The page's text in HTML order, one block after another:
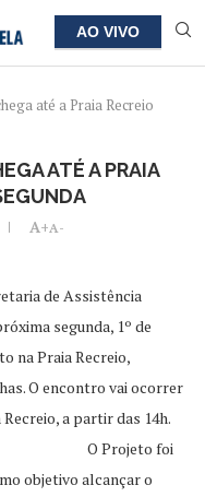
AO VIVO
até a Praia Recreio
ATÉ A PRAIA
A+A-
de Assistência
segunda, 1º de
na Praia Recreio,
O encontro vai ocorrer
a partir das 14h.
O Projeto foi
objetivo alcançar o